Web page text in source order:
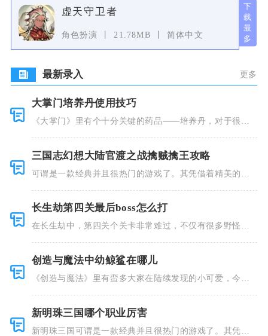
虚天守卫者
角色扮演 21.78MB 简体中文
最新录入 更多
大掌门培养丹使用技巧
《大掌门》里有个十分关键的药品——培养丹，对于很多
三国志幻想大陆官渡之战擒贼擒王攻略
可谓是一款经典并且很热门的游戏了。其凭借着精美的画
长生劫第四关最后boss怎么打
在长生劫中，第四关个关卡非常难过，不仅有很多野怪，
创造与魔法中幼鲸鲨在哪儿
《创造与魔法》里有蛮多大家在陆续发现的小可爱，今天
新明珠三国哪个职业厉害
新明珠三国可谓是一款经典并且很热门的游戏了。其凭借